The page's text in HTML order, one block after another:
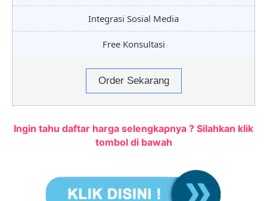
Integrasi Sosial Media
Free Konsultasi
Order Sekarang
Ingin tahu daftar harga selengkapnya ? Silahkan klik
tombol di bawah